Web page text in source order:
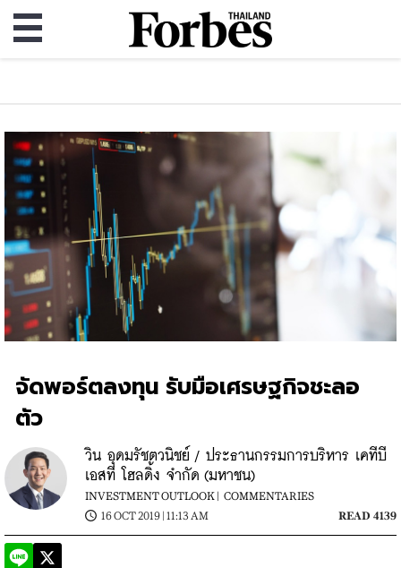
จัดพอร์ตลงทุน รับมือเศรษฐกิจชะลอ
ตัว
วิน อุดมรัชตวนิชย์ / ประธานกรรมการบริหาร เคทีบี
เอสที โฮลดิ้ง จำกัด (มหาชน)
INVESTMENT OUTLOOK | COMMENTARIES
16 OCT 2019 | 11:13 AM
READ 4139